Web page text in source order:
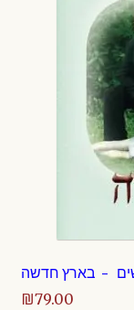
– בארץ חדשה
₪79.00